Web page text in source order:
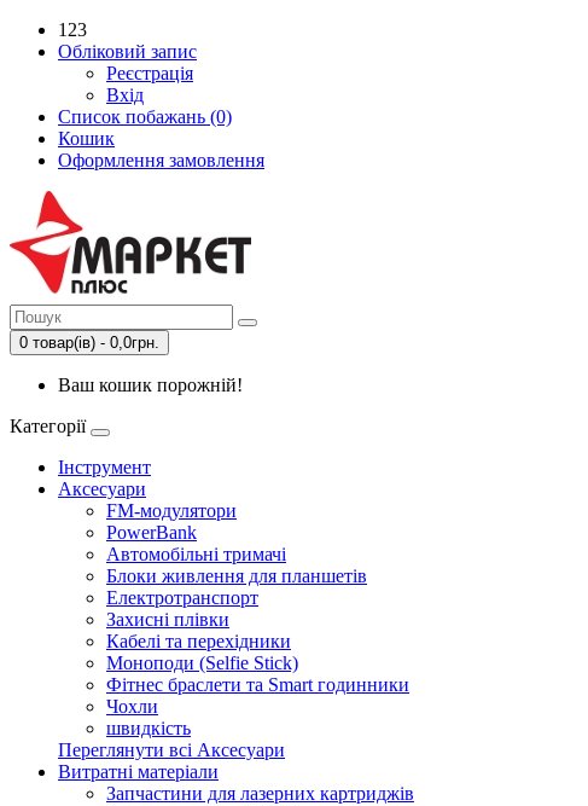
123
Обліковий запис
Реєстрація
Вхід
Список побажань (0)
Кошик
Оформлення замовлення
0 товар(ів) - 0,0грн.
Ваш кошик порожній!
Категорії
Інструмент
Аксесуари
FM-модулятори
PowerBank
Автомобільні тримачі
Блоки живлення для планшетів
Електротранспорт
Захисні плівки
Кабелі та перехідники
Моноподи (Selfie Stick)
Фітнес браслети та Smart годинники
Чохли
швидкість
Переглянути всі Аксесуари
Витратні матеріали
Запчастини для лазерних картриджів